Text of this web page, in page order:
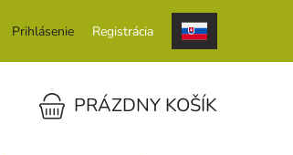
Prihlásenie Registrácia
NÁKUPNÝ KOŠÍKPRÁZDNY KOŠÍK